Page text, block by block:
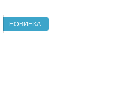
НОВИНКА